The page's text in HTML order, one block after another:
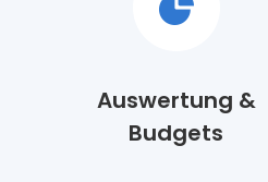
Auswertung &
Budgets